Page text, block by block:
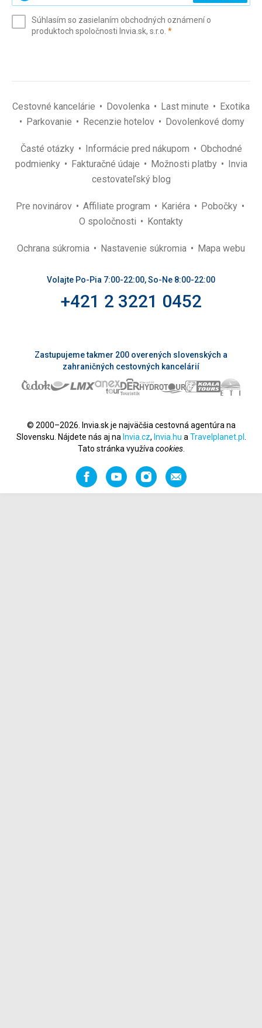
(povinné)
Súhlasím so zasielaním obchodných oznámení o
produktoch spoločnosti Invia.sk, s.r.o. *(povinné)
Cestovné kancelárie Dovolenka Last minute
Exotika
Parkovanie
Recenzie hotelov Dovolenkové domy
Časté otázky Informácie pred nákupom
Obchodné
podmienky
Fakturačné údaje Možnosti platby
Invia
cestovateľský blog
Pre novinárov Affiliate program Kariéra
Pobočky
O spoločnosti
Kontakty
Ochrana súkromia Nastavenie súkromia Mapa webu
Volajte Po-Pia 7:00-22:00, So-Ne 8:00-22:00
+421 2 3221 0452
Zastupujeme takmer 200 overených slovenských a
zahraničných cestovných kancelárií
© 2000–2026. Invia.sk je najväčšia cestovná agentúra na
Slovensku. Nájdete nás aj na Invia.cz, Invia.hu a Travelplanet.pl
Tato stránka využíva cookies.
FacebookYouTubeInstagramOdporučiť